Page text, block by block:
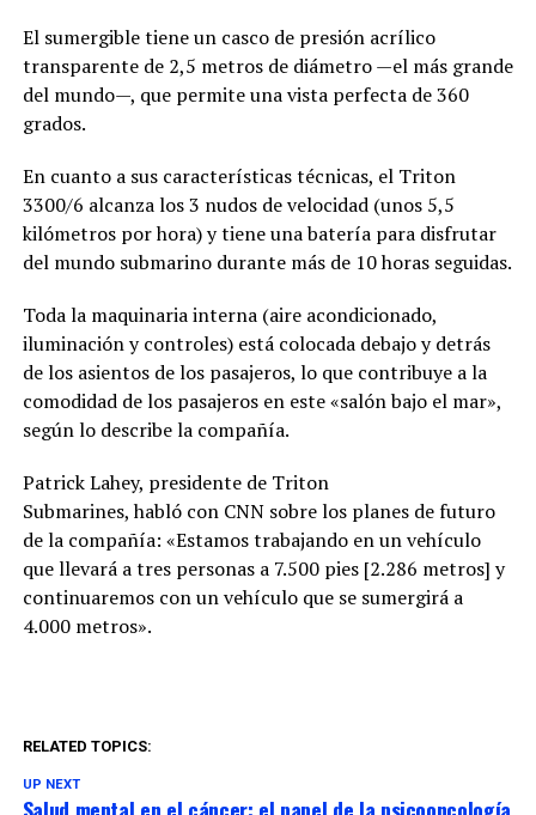
El sumergible tiene un casco de presión acrílico
transparente de 2,5 metros de diámetro —el más grande
del mundo—, que permite una vista perfecta de 360
grados.
En cuanto a sus características técnicas, el Triton
3300/6 alcanza los 3 nudos de velocidad (unos 5,5
kilómetros por hora) y tiene una batería para disfrutar
del mundo submarino durante más de 10 horas seguidas.
Toda la maquinaria interna (aire acondicionado,
iluminación y controles) está colocada debajo y detrás
de los asientos de los pasajeros, lo que contribuye a la
comodidad de los pasajeros en este «salón bajo el mar»,
según lo describe la compañía.
Patrick Lahey, presidente de Triton
Submarines, habló con CNN sobre los planes de futuro
de la compañía: «Estamos trabajando en un vehículo
que llevará a tres personas a 7.500 pies [2.286 metros] y
continuaremos con un vehículo que se sumergirá a
4.000 metros».
RELATED TOPICS:
UP NEXT